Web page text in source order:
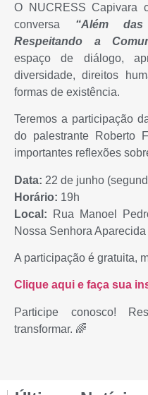
O NUCRESS Capivara
conversa “Além
Respeitando a
espaço de diálogo,
diversidade, direitos
formas de existência.
Teremos a participação
do palestrante Roberto
importantes reflexões
Data: 22 de junho
Horário: 19h
Local:
Rua Manoel
Nossa Senhora
A participação é gratuita,
Clique aqui e faça sua
Participe conosco!
transformar. 🌈